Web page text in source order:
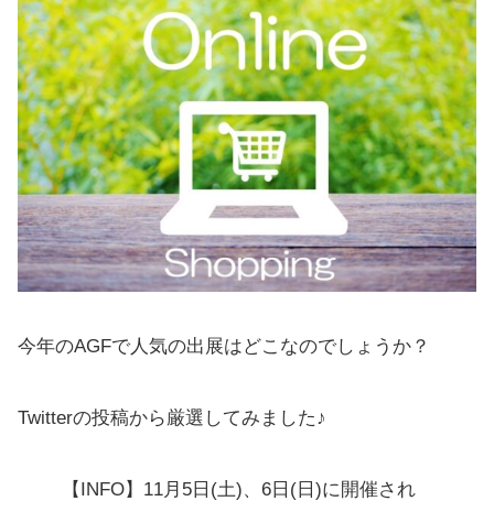
今年のAGFで人気の出展はどこなのでしょうか？
Twitterの投稿から厳選してみました♪
【INFO】11月5日(土)、6日(日)に開催され